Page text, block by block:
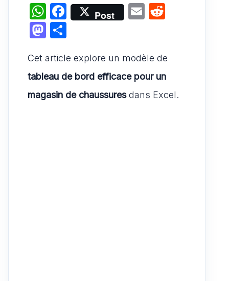
W
h
at
s
A
p
F
a
e
b
o
Post
E
l
di
t
M
st
o
d
ta
g
er
Cet article explore un modèle de
tableau de bord efficace pour un
magasin de chaussuresdans Excel.